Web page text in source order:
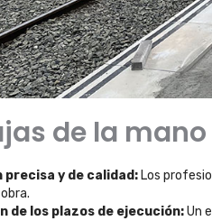
de la
precisa y de calidad: Los
de los plazos de ejecución:Un